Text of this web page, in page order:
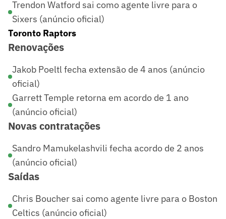
Trendon Watford sai como agente livre para o
Sixers (anúncio oficial)
Toronto Raptors
Renovações
Jakob Poeltl fecha extensão de 4 anos (anúncio
oficial)
Garrett Temple retorna em acordo de 1 ano
(anúncio oficial)
Novas contratações
Sandro Mamukelashvili fecha acordo de 2 anos
(anúncio oficial)
Saídas
Chris Boucher sai como agente livre para o Boston
Celtics (anúncio oficial)